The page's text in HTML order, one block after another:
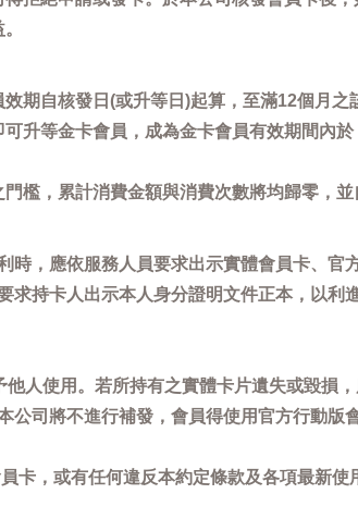
期自核發日(或升等日)起算，至滿12個月之
升等金卡會員，成為金卡會員有效期間內
檻，累計消費金額與消費次數將均歸零，
，應依服務人員要求出示實體會員卡、官
持卡人出示本人身分證明文件正本，以
人使用。若所持有之實體卡片遺失或毀損
司將不進行補發，會員得使用官方行動版
卡，或有任何違反本約定條款及各項最新